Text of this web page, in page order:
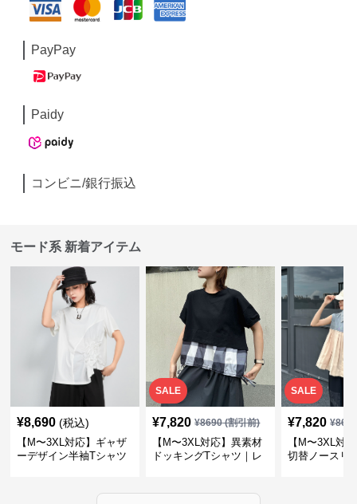
PayPay
Paidy
コンビニ/銀行振込
モード系 新着アイテム
¥8,690 (税込)
【M〜3XL対応】ギャザ
ーデザイン半袖Tシャツ
SALE
¥7,820 ¥8690(割引前)
【M〜3XL対応】異素材
ドッキングTシャツ｜レ
カバー・大人モード
SALE
¥7,820 ¥
【M〜3XL対
切替ノースリ